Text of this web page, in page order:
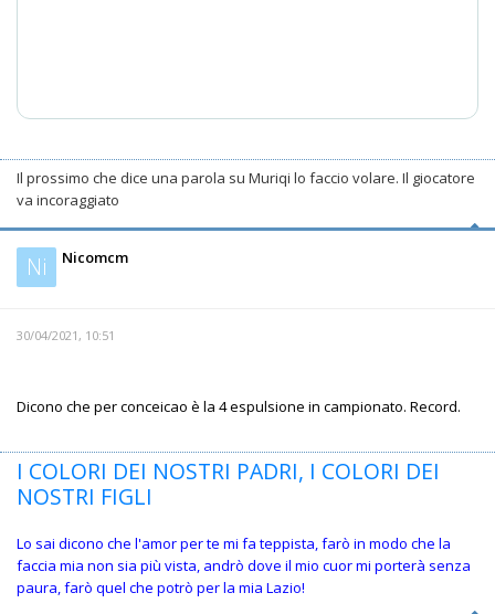
Il prossimo che dice una parola su Muriqi lo faccio volare. Il giocatore
va incoraggiato
Ni Nicomcm
30/04/2021, 10:51
Dicono che per conceicao è la 4 espulsione in campionato. Record.
I COLORI DEI NOSTRI PADRI, I COLORI DEI
NOSTRI FIGLI
Lo sai dicono che l'amor per te mi fa teppista, farò in modo che la
faccia mia non sia più vista, andrò dove il mio cuor mi porterà senza
paura, farò quel che potrò per la mia Lazio!